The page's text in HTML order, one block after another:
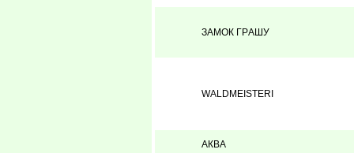
ЗАМОК ГPАШУ
WALDMEISTERI
АКВА